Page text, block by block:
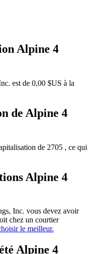
Alpine 4
est de 0,00 $US à la
de Alpine 4
de 2705 , ce qui
Alpine 4
Inc. vous devez avoir
chez un courtier
le meilleur.
Alpine 4